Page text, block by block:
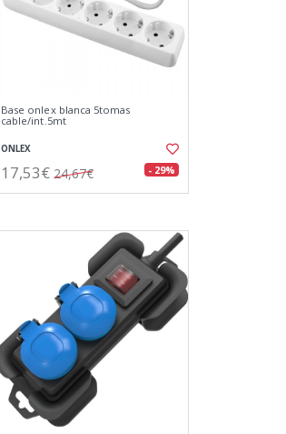
Base onlex blanca 5tomas
cable/int.5mt
ONLEX
17,53€ 24,67€ - 29%